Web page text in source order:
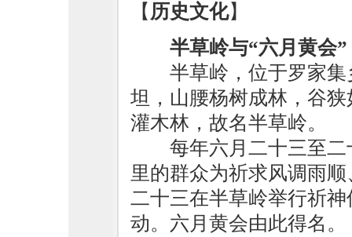
【 历史文化】
半草岭与“六月黄会”
半草岭，位于罗家
坦，山腰杨树成林，谷
灌木林，故名半草岭。
每年六月二十三至
里的群众为祈求风调雨
二十三在半草岭举行祈
动。六月黄会由此得名。